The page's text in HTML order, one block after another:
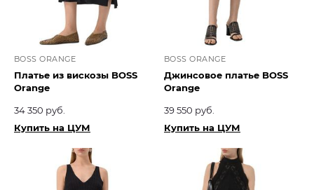
BOSS ORANGE
Платье из вискозы BOSS
Orange
34 350 руб.
Купить на ЦУМ
BOSS ORANGE
Джинсовое платье BOSS
Orange
39 550 руб.
Купить на ЦУМ